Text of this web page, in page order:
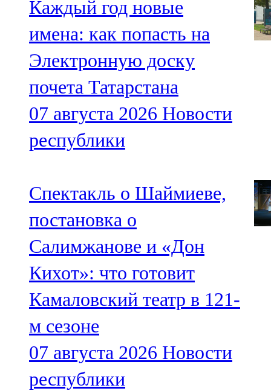
Каждый год новые
имена: как попасть на
Электронную доску
почета Татарстана
07 августа 2026 Новости
республики
Спектакль о Шаймиеве,
постановка о
Салимжанове и «Дон
Кихот»: что готовит
Камаловский театр в 121-
м сезоне
07 августа 2026 Новости
республики